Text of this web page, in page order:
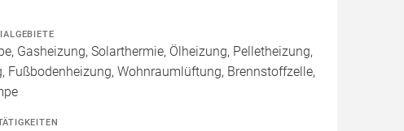
Gasheizung, Solarthermie, Ölheizung, Pelletheizung,
Fußbodenheizung, Wohnraumlüftung, Brennstoffzelle,